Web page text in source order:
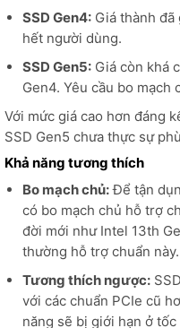
SSD Gen4:Giá thành đã
hết người dùng.
SSD Gen5:Giá còn khá
Gen4. Yêu cầu bo mạch
Với mức giá cao hơn đáng
SSD Gen5 chưa thực sự
Khả năng tương thích
Bo mạch chủ:Để tận
có bo mạch chủ hỗ trợ
đời mới như Intel 13th
thường hỗ trợ chuẩn này.
Tương thích ngược:
với các chuẩn PCIe cũ
năng sẽ bị giới hạn ở